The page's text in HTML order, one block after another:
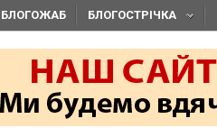
БЛОГОСТРІЧКА